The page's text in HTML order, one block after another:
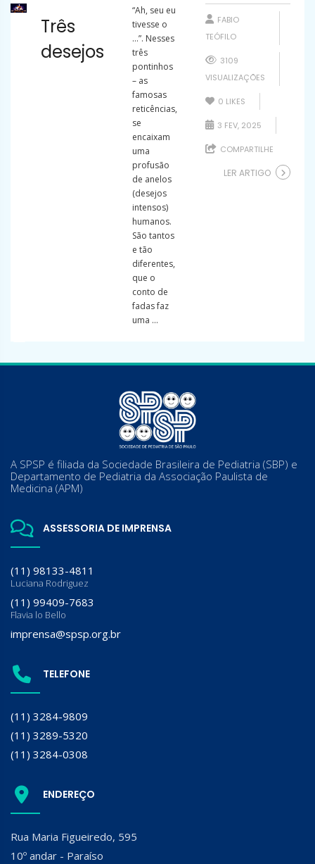
Três
desejos
“Ah, seu eu
tivesse o
…”. Nesses
três
pontinhos
– as
famosas
reticências,
se
encaixam
uma
profusão
de anelos
(desejos
intensos)
humanos.
São tantos
e tão
diferentes,
que o
conto de
fadas faz
uma ...
FABIO
TEÓFILO
3109
VISUALIZAÇÕES
0 LIKES
3 FEV, 2025
COMPARTILHE
LER ARTIGO
A SPSP é filiada da Sociedade Brasileira de Pediatria (SBP) e
Departamento de Pediatria da Associação Paulista de
Medicina (APM)
ASSESSORIA DE IMPRENSA
(11) 98133-4811
Luciana Rodriguez
(11) 99409-7683
Flavia lo Bello
imprensa@spsp.org.br
TELEFONE
(11) 3284-9809
(11) 3289-5320
(11) 3284-0308
ENDEREÇO
Rua Maria Figueiredo, 595
10º andar - Paraíso